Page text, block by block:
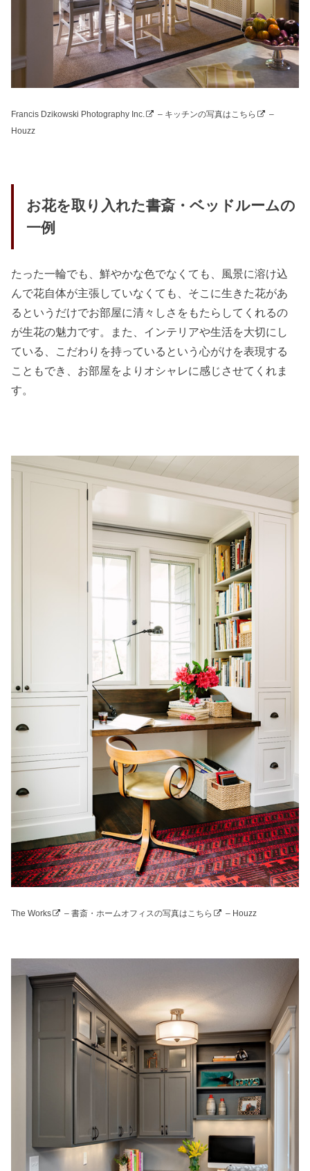
Francis Dzikowski Photography Inc. – キッチンの写真はこちら
–
Houzz
お花を取り入れた書斎・ベッドルームの
一例
たった一輪でも、鮮やかな色でなくても、風景に溶け込
んで花自体が主張していなくても、そこに生きた花があ
るというだけでお部屋に清々しさをもたらしてくれるの
が生花の魅力です。また、インテリアや生活を大切にし
ている、こだわりを持っているという心がけを表現する
こともでき、お部屋をよりオシャレに感じさせてくれま
す。
The Works –書斎・ホームオフィスの写真はこちら – Houzz